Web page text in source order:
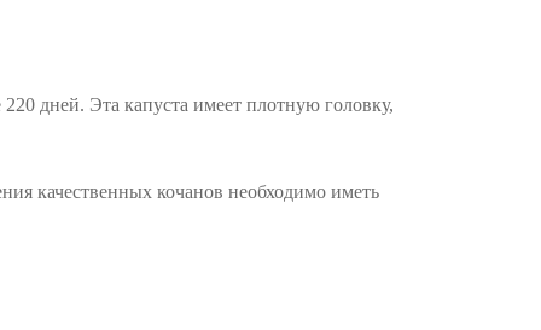
дней. Эта капуста имеет плотную головку,
качественных кочанов необходимо иметь